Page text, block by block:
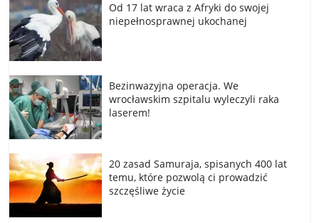
Od 17 lat wraca z Afryki do swojej
niepełnosprawnej ukochanej
Bezinwazyjna operacja. We
wrocławskim szpitalu wyleczyli raka
laserem!
20 zasad Samuraja, spisanych 400 lat
temu, które pozwolą ci prowadzić
szczęśliwe życie